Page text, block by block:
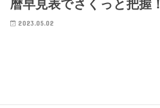
暦早見表でさくっと把握！
2023.05.02